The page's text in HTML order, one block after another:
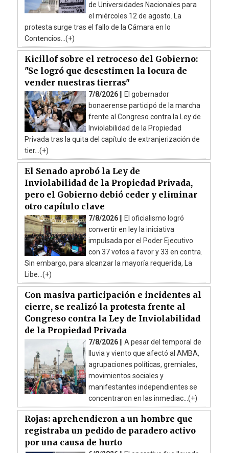
de Universidades Nacionales para
el miércoles 12 de agosto. La
protesta surge tras el fallo de la Cámara en lo
Contencios...(+)
Kicillof sobre el retroceso del Gobierno:
"Se logró que desestimen la locura de
vender nuestras tierras"
7/8/2026 ||
El gobernador
bonaerense participó de la marcha
frente al Congreso contra la Ley de
Inviolabilidad de la Propiedad
Privada tras la quita del capítulo de extranjerización de
tier...(+)
El Senado aprobó la Ley de
Inviolabilidad de la Propiedad Privada,
pero el Gobierno debió ceder y eliminar
otro capítulo clave
7/8/2026 ||
El oficialismo logró
convertir en ley la iniciativa
impulsada por el Poder Ejecutivo
con 37 votos a favor y 33 en contra.
Sin embargo, para alcanzar la mayoría requerida, La
Libe...(+)
Con masiva participación e incidentes al
cierre, se realizó la protesta frente al
Congreso contra la Ley de Inviolabilidad
de la Propiedad Privada
7/8/2026 || A pesar del temporal de
lluvia y viento que afectó al AMBA,
agrupaciones políticas, gremiales,
movimientos sociales y
manifestantes independientes se
concentraron en las inmediac...(+)
Rojas: aprehendieron a un hombre que
registraba un pedido de paradero activo
por una causa de hurto